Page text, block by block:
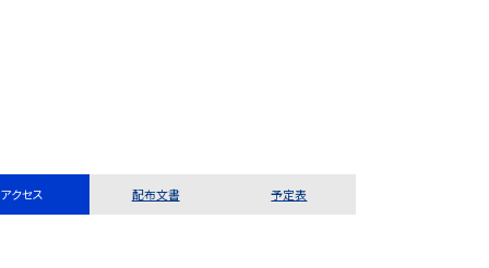
アクセス 配布文書 予定表